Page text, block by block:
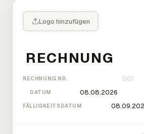
Logo hinzufügen
RECHNUNG NR.
DATUM
FÄLLIGKEITSDATUM